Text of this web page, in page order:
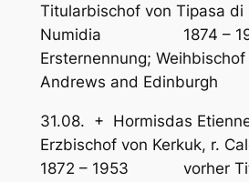
Titularbischof von Tipasa di
Numidia 1874 –
Ersternennung;
Andrews and Edinburgh
31.08. + Hormisdas
Erzbischof von
1872 – 1953 vorher